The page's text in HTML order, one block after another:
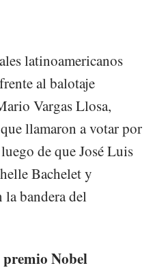
latinoamericanos
al balotaje
Vargas Llosa,
llamaron a votar por
de que José Luis
Bachelet y
bandera del
Nobel